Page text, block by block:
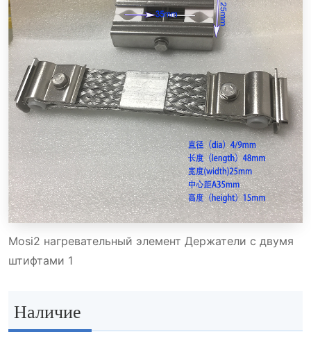
Mosi2 нагревательный элемент Держатели с двумя
штифтами 1
Наличие